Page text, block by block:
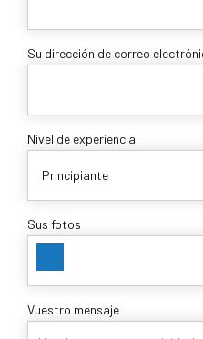
Su dirección de correo
Nivel de experiencia
Sus fotos
Vuestro mensaje